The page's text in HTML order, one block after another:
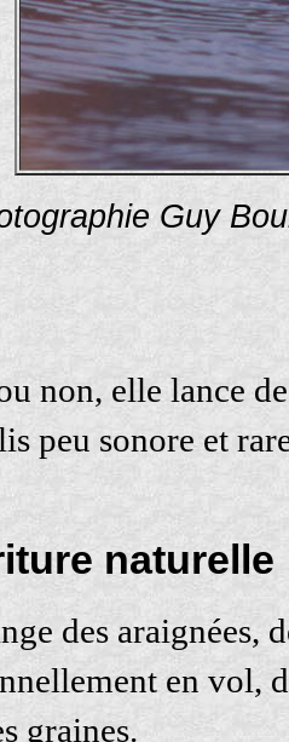
Guy
non, elle lance
peu sonore et
naturelle
des araignées,
en vol,
graines.